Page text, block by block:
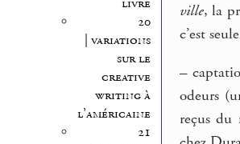
livre
20
| variations
sur le
creative
writing à
l’américaine
21
ville, la
c’est
–
odeurs
reçus du